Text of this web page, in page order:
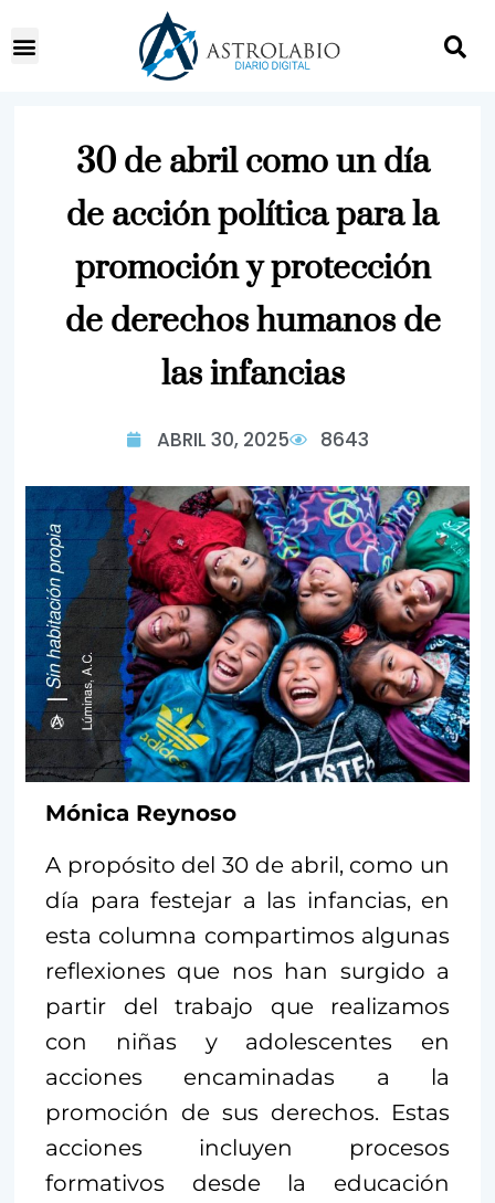
30 de abril como un día
de acción política para la
promoción y protección
de derechos humanos de
las infancias
ABRIL 30, 2025 8643
Mónica Reynoso
A propósito del 30 de abril, como un
día para festejar a las infancias, en
esta columna compartimos algunas
reflexiones que nos han surgido a
partir del trabajo que realizamos
con niñas y adolescentes en
acciones encaminadas a la
promoción de sus derechos. Estas
acciones incluyen procesos
formativos desde la educación